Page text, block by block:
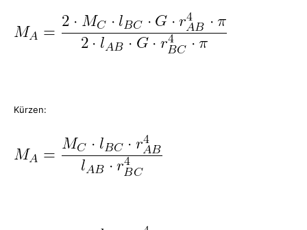
Kürzen: